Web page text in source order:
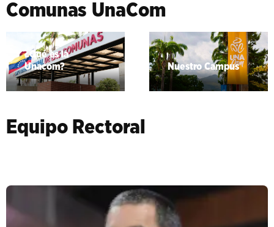
Comunas UnaCom
¿Qué es la
Unacom?
Nuestro Campus
Equipo Rectoral